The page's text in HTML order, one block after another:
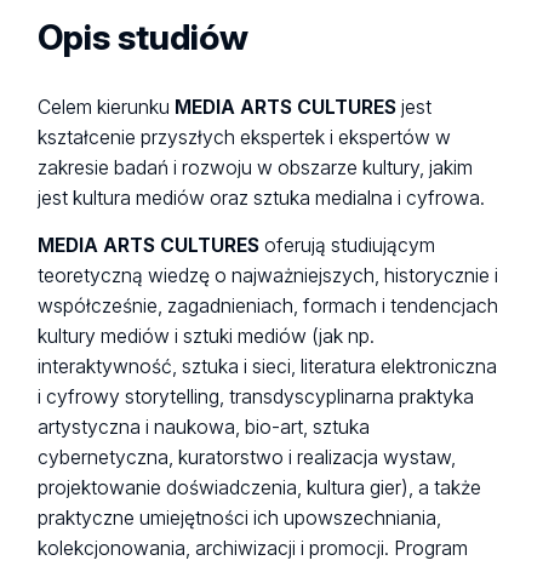
Opis studiów
Celem kierunku MEDIA ARTS CULTURES jest
kształcenie przyszłych ekspertek i ekspertów w
zakresie badań i rozwoju w obszarze kultury, jakim
jest kultura mediów oraz sztuka medialna i cyfrowa.
MEDIA ARTS CULTURES oferują studiującym
teoretyczną wiedzę o najważniejszych, historycznie i
współcześnie, zagadnieniach, formach i tendencjach
kultury mediów i sztuki mediów (jak np.
interaktywność, sztuka i sieci, literatura elektroniczna
i cyfrowy storytelling, transdyscyplinarna praktyka
artystyczna i naukowa, bio-art, sztuka
cybernetyczna, kuratorstwo i realizacja wystaw,
projektowanie doświadczenia, kultura gier), a także
praktyczne umiejętności ich upowszechniania,
kolekcjonowania, archiwizacji i promocji. Program